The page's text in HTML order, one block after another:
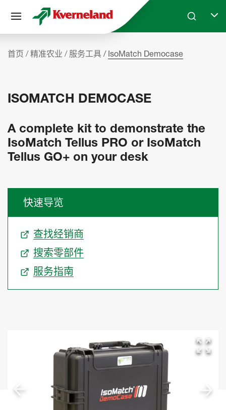
Skip to main content Search
首页 精准农业 服务工具 IsoMatch Democase
ISOMATCH DEMOCASE
A complete kit to demonstrate the
IsoMatch Tellus PRO or IsoMatch
Tellus GO+ on your desk
快速导览
查找经销商
搜索零部件
服务指南
Cookie管理面板